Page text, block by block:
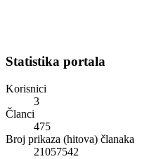
Statistika portala
Korisnici
3
Članci
475
Broj prikaza (hitova) članaka
21057542